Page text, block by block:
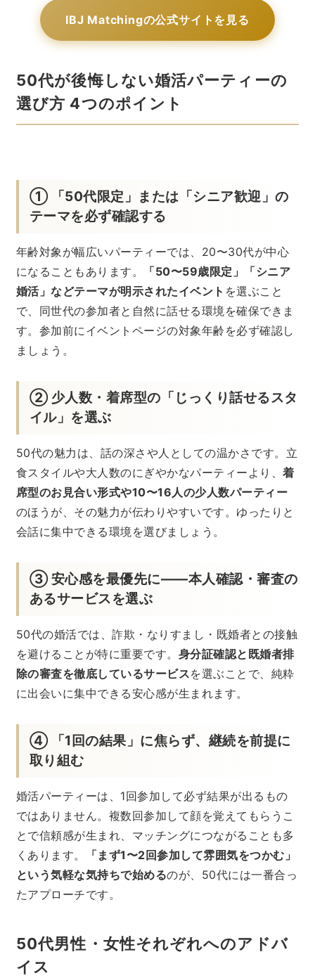
IBJ Matchingの公式サイトを見る
50代が後悔しない婚活パーティーの
選び方 4つのポイント
① 「50代限定」または「シニア歓迎」の
テーマを必ず確認する
年齢対象が幅広いパーティーでは、20〜30代が中心
になることもあります。
「50〜59歳限定」「シニア
婚活」などテーマが明示されたイベント を選ぶこと
で、同世代の参加者と自然に話せる環境を確保できま
す。参加前にイベントページの対象年齢を必ず確認し
ましょう。
② 少人数・着席型の「じっくり話せるスタ
イル」を選ぶ
50代の魅力は、話の深さや人としての温かさです。立
食スタイルや大人数のにぎやかなパーティーより、着
席型のお見合い形式や10〜16人の少人数パーティー
のほうが、その魅力が伝わりやすいです。ゆったりと
会話に集中できる環境を選びましょう。
③ 安心感を最優先に——本人確認・審査の
あるサービスを選ぶ
50代の婚活では、詐欺・なりすまし・既婚者との接触
を避けることが特に重要です。 身分証確認と既婚者排
除の審査を徹底しているサービスを選ぶことで、純粋
に出会いに集中できる安心感が生まれます。
④ 「1回の結果」に焦らず、継続を前提に
取り組む
婚活パーティーは、1回参加して必ず結果が出るもの
ではありません。複数回参加して顔を覚えてもらうこ
とで信頼感が生まれ、マッチングにつながることも多
くあります。
「まず1〜2回参加して雰囲気をつかむ」
という気軽な気持ちで始めるのが、50代には一番合っ
たアプローチです。
50代男性・女性それぞれへのアドバ
イス